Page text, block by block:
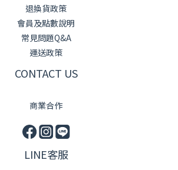
退換貨政策
會員及點數說明
常見問題Q&A
運送政策
CONTACT US
商業合作
LINE客服